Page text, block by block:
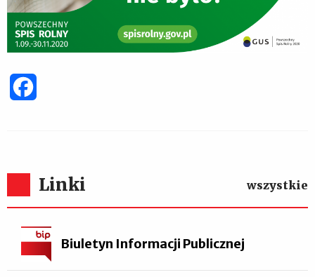
Linki wszystkie
Biuletyn Informacji Publicznej